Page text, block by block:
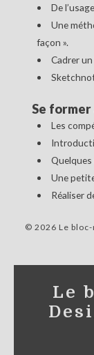
De
Une
façon ».
Cadrer
Se former
Les
Quelques
Une
Réaliser
© 2026 Le
Le